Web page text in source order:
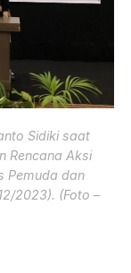
Sidiki saat
Rencana Aksi
Pemuda dan
2023). (Foto –